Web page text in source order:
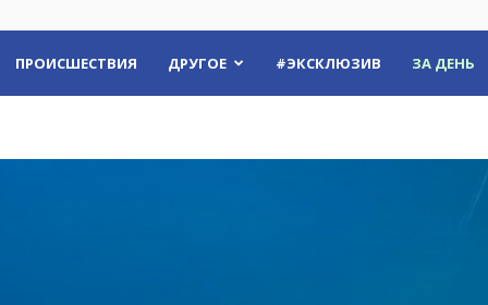
ПРОИСШЕСТВИЯ ДРУГОЕ #ЭКСКЛЮЗИВ ЗА ДЕНЬ